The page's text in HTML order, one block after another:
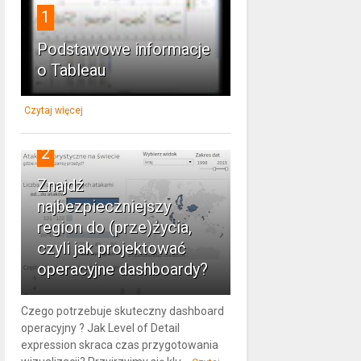
1
Podstawowe informacje
o Tableau
Czytaj więcej
2
Znajdź
najbezpieczniejszy
region do (prze)życia,
czyli jak projektować
operacyjne dashboardy?
Czego potrzebuje skuteczny dashboard
operacyjny ? Jak Level of Detail
expression skraca czas przygotowania